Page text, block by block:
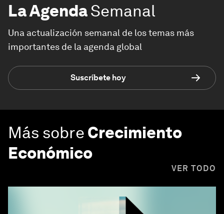
La AgendaSemanal
Una actualización semanal de los temas más
importantes de la agenda global
Suscríbete hoy
Más sobre Crecimiento
Económico
VER TODO